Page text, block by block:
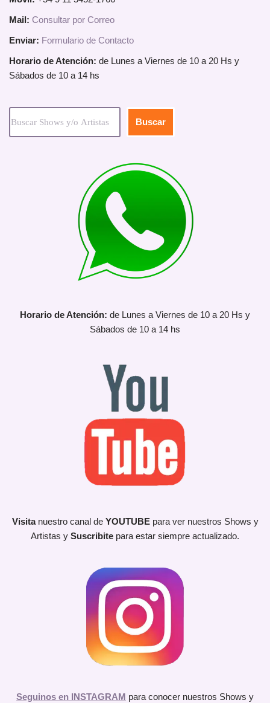
Mail: Consultar por Correo
Enviar: Formulario de Contacto
Horario de Atención: de Lunes a Viernes de 10 a 20 Hs y
Sábados de 10 a 14 hs
Buscar
Horario de Atención: de Lunes a Viernes de 10 a 20 Hs y
Sábados de 10 a 14 hs
Visita nuestro canal de YOUTUBEpara ver nuestros Shows y
Artistas y Suscribite para estar siempre actualizado.
Seguinos en INSTAGRAM para conocer nuestros Shows y